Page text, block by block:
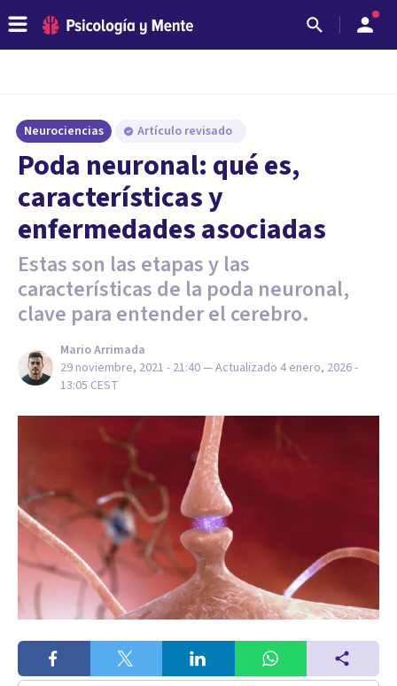
Neurociencias Artículo revisado
Poda neuronal: qué es,
características y
enfermedades asociadas
Estas son las etapas y las
características de la poda neuronal,
clave para entender el cerebro.
Mario Arrimada
29 noviembre, 2021 - 21:40— Actualizado 4 enero, 2026 -
13:05 CEST